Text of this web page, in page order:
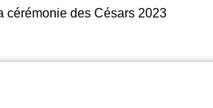
cérémonie des Césars 2023